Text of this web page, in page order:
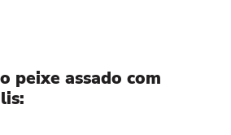
peixe assado com